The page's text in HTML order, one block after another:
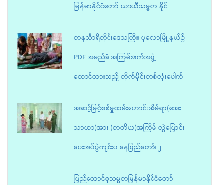
မြန်မာနိုင်ငံတော် ယာယီသမ္မတ နိုင်
တနင်္သာရီတိုင်းဒေသကြီး၊ ပုလောမြို့နယ်၌
PDF အမည်ခံ အကြမ်းဖက်အဖွဲ့
ထောင်ထားသည့် တိုက်မိုင်းတစ်လုံးပေါက်
အဆင့်မြင့်စစ်မှုထမ်းဟောင်းအိမ်ရာ(အေး
သာယာ)အား (တတိယ)အကြိမ် လွှဲပြောင်း
ပေးအပ်ပွဲကျင်းပ နေပြည်တော်၊ ၂
ပြည်ထောင်စုသမ္မတမြန်မာနိုင်ငံတော်